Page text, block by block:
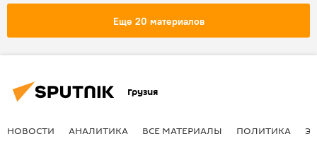
Еще 20 материалов
Грузия
НОВОСТИ АНАЛИТИКА ВСЕ МАТЕРИАЛЫ ПОЛИТИКА